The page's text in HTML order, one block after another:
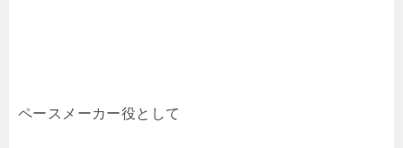
ペースメーカー役として